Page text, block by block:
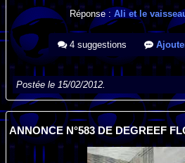
Réponse : Ali et le
4 suggestions
Postée le 15/02/2012.
ANNONCE N°583 DE DEGREEF